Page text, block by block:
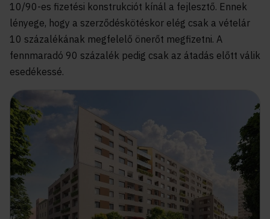
10/90-es fizetési konstrukciót kínál a fejlesztő. Ennek
lényege, hogy a szerződéskötéskor elég csak a vételár
10 százalékának megfelelő önerőt megfizetni. A
fennmaradó 90 százalék pedig csak az átadás előtt válik
esedékessé.